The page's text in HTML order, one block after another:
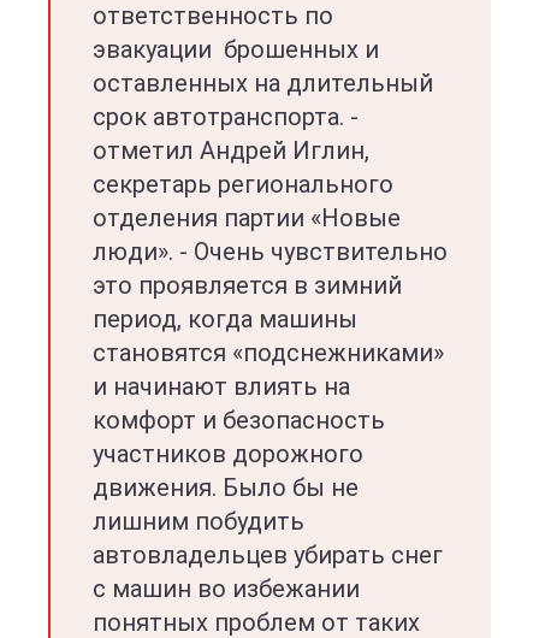
ответственность по
эвакуации брошенных и
оставленных на длительный
срок автотранспорта. -
отметил Андрей Иглин,
секретарь регионального
отделения партии «Новые
люди». - Очень чувствительно
это проявляется в зимний
период, когда машины
становятся «подснежниками»
и начинают влиять на
комфорт и безопасность
участников дорожного
движения. Было бы не
лишним побудить
автовладельцев убирать снег
с машин во избежании
понятных проблем от таких